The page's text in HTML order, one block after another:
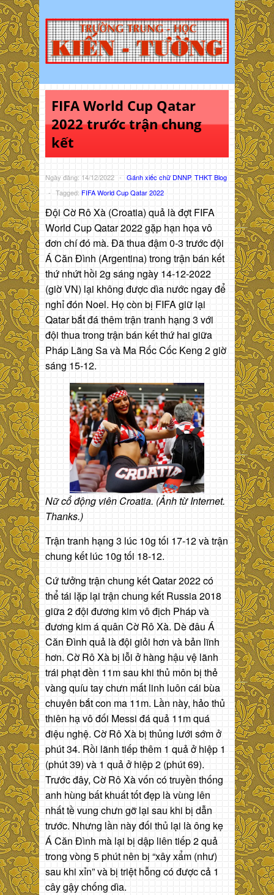
FIFA World Cup Qatar
2022 trước trận chung
kết
Ngày đăng: 14/12/2022 - Gánh xiếc chữ DNNP, THKT Blog
- Tagged: FIFA World Cup Qatar 2022
Đội Cờ Rô Xà (Croatia) quả là đợt FIFA
World Cup Qatar 2022 gặp hạn họa vô
đơn chí đó mà. Đã thua đậm 0-3 trước đội
Á Căn Đình (Argentina) trong trận bán kết
thứ nhứt hồi 2g sáng ngày 14-12-2022
(giờ VN) lại không được dìa nước ngay để
nghỉ đón Noel. Họ còn bị FIFA giữ lại
Qatar bắt đá thêm trận tranh hạng 3 với
đội thua trong trận bán kết thứ hai giữa
Pháp Lãng Sa và Ma Rốc Cốc Keng 2 giờ
sáng 15-12.
Nữ cổ động viên Croatia. (Ảnh từ Internet.
Thanks.)
Trận tranh hạng 3 lúc 10g tối 17-12 và trận
chung kết lúc 10g tối 18-12.
Cứ tưởng trận chung kết Qatar 2022 có
thể tái lặp lại trận chung kết Russia 2018
giữa 2 đội đương kim vô địch Pháp và
đương kim á quân Cờ Rô Xà. Dè đâu Á
Căn Đình quả là đội giỏi hơn và bản lĩnh
hơn. Cờ Rô Xà bị lỗi ở hàng hậu vệ lãnh
trái phạt đền 11m sau khi thủ môn bị thẻ
vàng quíu tay chưn mất linh luôn cái bùa
chuyên bắt con ma 11m. Lần này, hảo thủ
thiên hạ vô đối Messi đá quả 11m quá
điệu nghệ. Cờ Rô Xà bị thủng lưới sớm ở
phút 34. Rồi lãnh tiếp thêm 1 quả ở hiệp 1
(phút 39) và 1 quả ở hiệp 2 (phút 69).
Trước đây, Cờ Rô Xà vốn có truyền thống
anh hùng bất khuất tốt đẹp là vùng lên
nhất tề vung chưn gỡ lại sau khi bị dẫn
trước. Nhưng lần này đối thủ lại là ông kẹ
Á Căn Đình mà lại bị dập liên tiếp 2 quả
trong vòng 5 phút nên bị “xây xẩm (như)
sau khi xỉn” và bị triệt hỗng có được cả 1
cây gậy chống dìa.